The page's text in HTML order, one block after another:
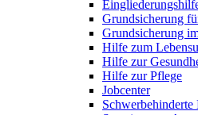
Grundsicherung
Grundsicherung
Hilfe zum
Hilfe zur
Hilfe zur Pflege
Jobcenter
Schwerbehinderte